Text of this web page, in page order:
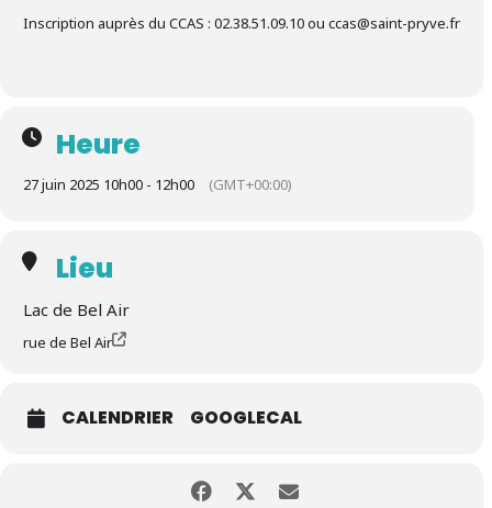
Inscription auprès du CCAS : 02.38.51.09.10 ou ccas@saint-pryve.fr
Heure
27 juin 2025 10h00 - 12h00 (GMT+00:00)
Lieu
Lac de Bel Air
rue de Bel Air
CALENDRIER GOOGLECAL